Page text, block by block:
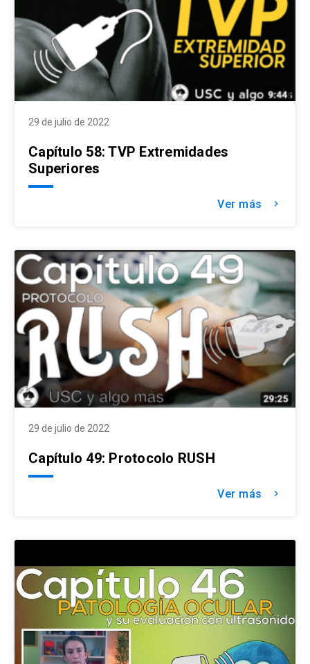
29 de julio de 2022
Capítulo 58: TVP Extremidades
Superiores
Ver más keyboard_arrow_right
29 de julio de 2022
Capítulo 49: Protocolo RUSH
Ver más keyboard_arrow_right